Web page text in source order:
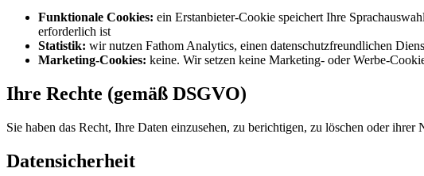
Funktionale Cookies: ein Erstanbieter-Cookie speichert Ihre
erforderlich ist
Statistik: wir nutzen Fathom Analytics, einen datenschutzfreundlichen
Marketing-Cookies: keine. Wir setzen keine Marketing- oder Werbe-
Ihre Rechte (gemäß DSGVO)
Sie haben das Recht, Ihre Daten einzusehen, zu berichtigen, zu löschen oder
Datensicherheit